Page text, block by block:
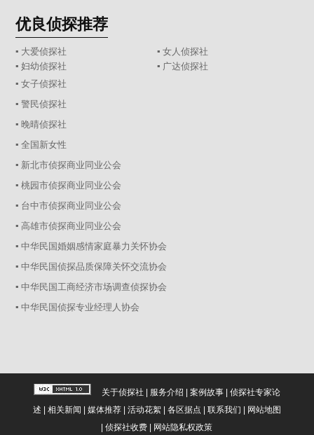
优良侦探推荐
▪ 大爱侦探社
▪ 女人侦探社
▪ 妇幼侦探社
▪ 广达侦探社
▪ 女子侦探社
▪ 警民侦探社
▪ 晚晴侦探社
▪ 全国新女性
▪ 新北市侦探商业同业公会
▪ 桃园市侦探商业同业公会
▪ 台中市侦探商业同业公会
▪ 高雄市侦探商业同业公会
▪ 中华民国婚姻感情家庭暴力关怀协会
▪ 中华民国侦探品质保障关怀交流协会
▪ 中华民国工商经济市场调查侦探协会
▪ 中华民国侦探专业经理人协会
关于侦探社 | 服务介绍 | 案例故事| 侦探社专家论
述 | 相关新闻 | 媒体推荐| 活动花絮| 各区据点 | 联系我们 | 网站地图
|侦探社收费 | 网站隐私权政策